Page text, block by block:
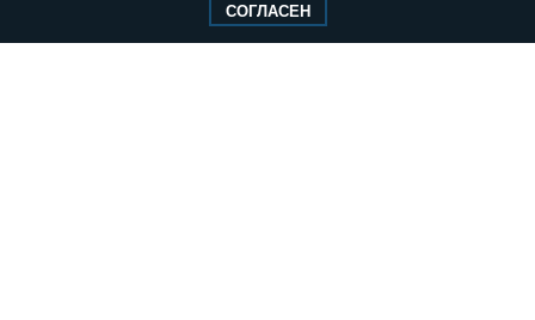
Свидетельство о регистрации Эл № ФС77-
СОГЛАСЕН